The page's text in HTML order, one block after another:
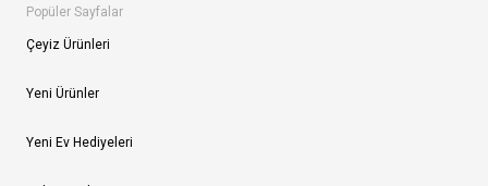
Popüler Sayfalar
Çeyiz Ürünleri
Yeni Ürünler
Yeni Ev Hediyeleri